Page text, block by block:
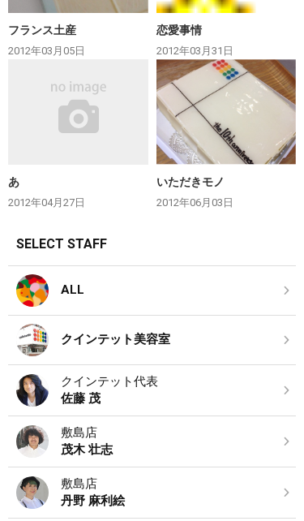
フランス土産
2012年03月05日
恋愛事情
2012年03月31日
あ
2012年04月27日
いただきモノ
2012年06月03日
SELECT STAFF
ALL
クインテット美容室
クインテット代表
佐藤 茂
敷島店
茂木 壮志
敷島店
丹野 麻利絵